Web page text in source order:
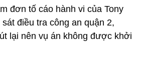
đơn tố cáo hành vi của Tony
điều tra công an quận 2,
lại nên vụ án không được khởi